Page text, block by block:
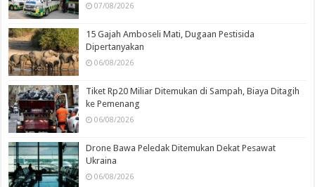
07/08/2026
15 Gajah Amboseli Mati, Dugaan Pestisida
Dipertanyakan
06/08/2026
Tiket Rp20 Miliar Ditemukan di Sampah, Biaya Ditagih
ke Pemenang
06/08/2026
Drone Bawa Peledak Ditemukan Dekat Pesawat
Ukraina
06/08/2026